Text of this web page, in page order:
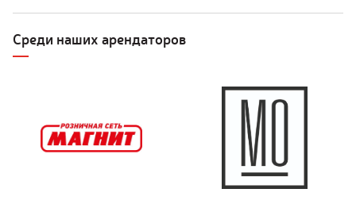
Среди наших арендаторов